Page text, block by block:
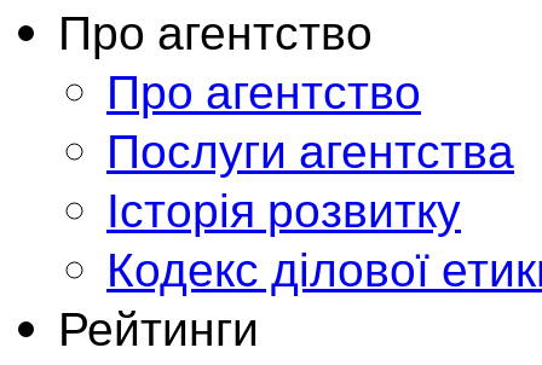
Про агентство
Про агентство
Послуги агентства
Історія розвитку
Кодекс ділової
Рейтинги